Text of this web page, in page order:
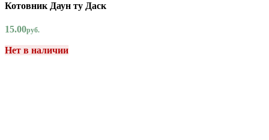
Котовник Даун ту Даск
15.00руб.
Нет в наличии